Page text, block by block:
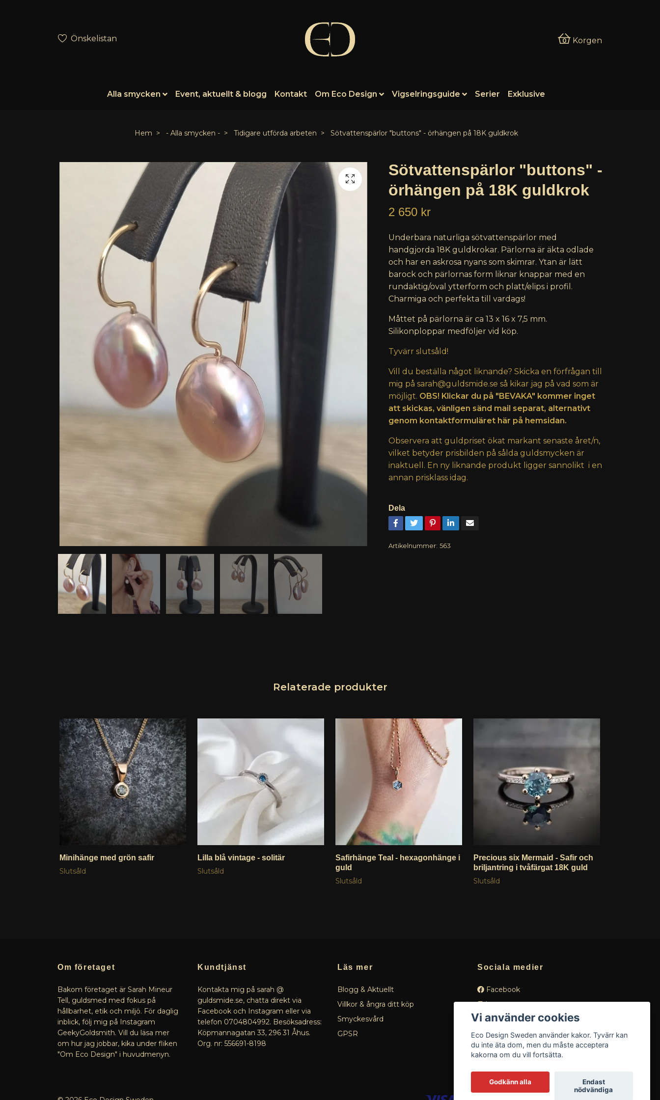
Önskelistan 0 Korgen
Alla smycken Event, aktuellt & blogg Kontakt Om Eco Design Vigselringsguide Serier Exklusive
Hem - Alla smycken - Tidigare utförda arbeten Sötvattenspärlor "buttons" - örhängen på 18K guldkrok
Sötvattenspärlor "buttons" -
örhängen på 18K guldkrok
2 650 kr
Underbara naturliga sötvattenspärlor med
handgjorda 18K guldkrokar. Pärlorna är äkta odlade
och har en askrosa nyans som skimrar. Ytan är lätt
barock och pärlornas form liknar knappar med en
rundaktig/oval ytterform och platt/elips i profil.
Charmiga och perfekta till vardags!
Måttet på pärlorna är ca 13 x 16 x 7,5 mm.
Silikonploppar medföljer vid köp.
Tyvärr slutsåld!
Vill du beställa något liknande? Skicka en förfrågan till
mig på sarah@guldsmide.se så kikar jag på vad som är
möjligt. OBS! Klickar du på "BEVAKA" kommer inget
att skickas, vänligen sänd mail separat, alternativt
genom kontaktformuläret här på hemsidan.
Observera att guldpriset ökat markant senaste året/n,
vilket betyder prisbilden på sålda guldsmycken är
inaktuell. En ny liknande produkt ligger sannolikt i en
annan prisklass idag.
Dela
Artikelnummer: 563
Minihänge med grön safir
Slutsåld
Lilla blå vintage - solitär
Slutsåld
Safirhänge Teal - hexagonhänge i
guld
Slutsåld
Precious six Mermaid - Safir och
briljantring i tvåfärgat 18K guld
Slutsåld
Om företaget
Bakom företaget är Sarah Mineur
Tell, guldsmed med fokus på
hållbarhet, etik och miljö. För daglig
inblick, följ mig på Instagram
GeekyGoldsmith. Vill du läsa mer
om hur jag jobbar, kika under fliken
"Om Eco Design" i huvudmenyn.
Kundtjänst
Kontakta mig på sarah @
guldsmide.se, chatta direkt via
Facebook och Instagram eller via
telefon 0704804992. Besöksadress:
Köpmannagatan 33, 296 31 Åhus.
Org. nr: 556691-8198
Läs mer
Blogg & Aktuellt
Villkor & ångra ditt köp
Smyckesvård
GPSR
Sociala medier
Facebook
Instagram
Vi använder cookies
Eco Design Sweden använder kakor. Tyvärr kan
du inte äta dom, men du måste acceptera
kakorna om du vill fortsätta.
Godkänn alla
Endast
nödvändiga